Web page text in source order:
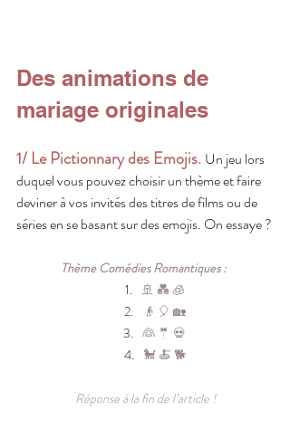
Des animations de
mariage originales
1/ Le Pictionnary des Emojis. Un jeu lors
duquel vous pouvez choisir un thème et faire
deviner à vos invités des titres de films ou de
séries en se basant sur des emojis. On essaye ?
Thème Comédies Romantiques :
🚢 💑 🧊
👴 🎈 🏡
👰 🤵 💀
🐩 🍝 🐕
Réponse à la fin de l’article !